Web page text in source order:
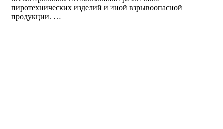
пиротехнических изделий и иной взрывоопасной
продукции. …